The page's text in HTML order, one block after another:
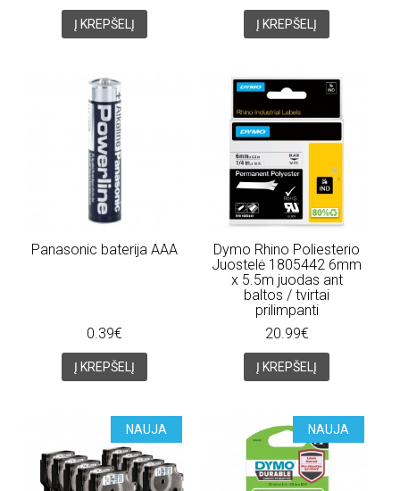
Į KREPŠELĮ Į KREPŠELĮ
Panasonic baterija AAA
0.39€
Į KREPŠELĮ
Dymo Rhino Poliesterio
Juostelė 1805442 6mm
x 5.5m juodas ant
baltos / tvirtai
prilimpanti
20.99€
Į KREPŠELĮ
NAUJA NAUJA